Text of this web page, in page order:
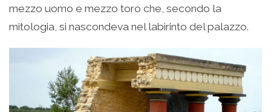
mezzo uomo e mezzo toro che, secondo la
mitologia, si nascondeva nel labirinto del palazzo.